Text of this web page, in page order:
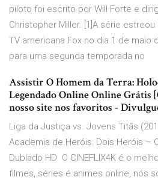
piloto foi escrito por Will Forte e
Christopher Miller. [1]A série
TV americana Fox no dia 1 de maio
para uma segunda temporada no
Assistir O Homem da Terra:
Legendado Online Online Grátis
nosso site nos favoritos -
Liga da Justiça vs. Jovens Titãs
Academia de Heróis: Dois Heróis –
Dublado HD O CINEFLIX4K é o
filmes, séries é animes online, nós